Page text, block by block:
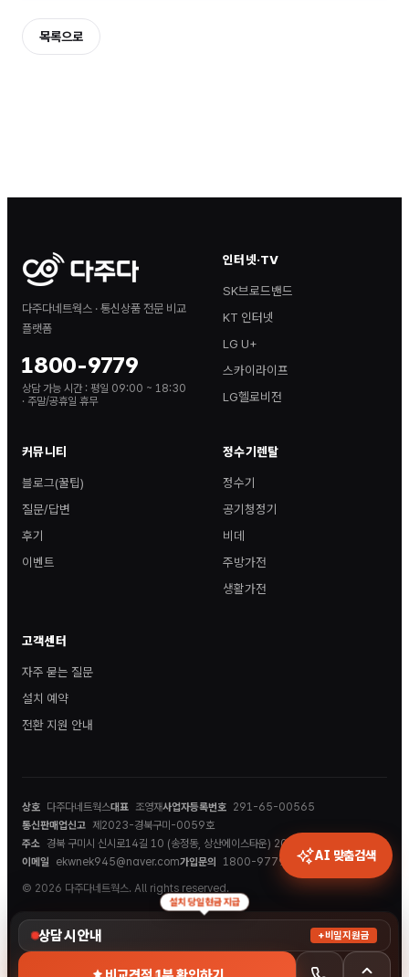
목록으로
상담 시 안내 +비밀지원금
설치 당일 현금 지급
다주다네트웍스 · 통신상품 전문 비교
플랫폼
1800-9779
상담 가능 시간 : 평일 09:00 ~ 18:30
· 주말/공휴일 휴무
인터넷·TV
SK브로드밴드
KT 인터넷
LG U+
스카이라이프
LG헬로비전
커뮤니티
블로그(꿀팁)
질문/답변
후기
이벤트
정수기렌탈
정수기
공기청정기
비데
주방가전
생활가전
고객센터
자주 묻는 질문
설치 예약
전환 지원 안내
상호 다주다네트웍스대표 조영재사업자등록번호 291-65-00565
통신판매업신고 제2023-경북구미-0059호
주소 경북 구미시 신시로14길 10 (송정동, 상산에이스타운) 202호
이메일
ekwnek945@naver.com가입문의 1800-9779
© 2026 다주다네트웍스. All rights reserved.
AI 맞춤검색